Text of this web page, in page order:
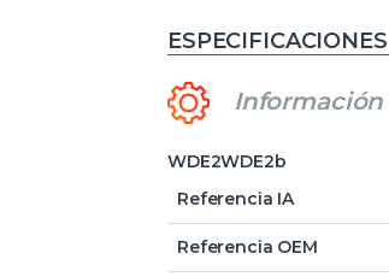
ESPECIFICACIONES
Información
WDE2WDE2b
Referencia IA
Referencia OEM